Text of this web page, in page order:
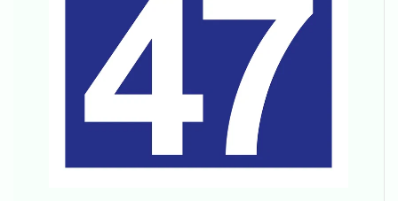
С рабочим визитом
В Шлиссельбурге прошла акция «Белый
кораблик Памяти»
Новые возможности для творчества
За сухими цифрами — реальная жизнь